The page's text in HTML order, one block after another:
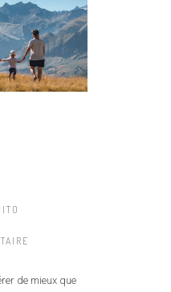
de mieux que